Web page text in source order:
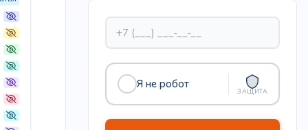
Я не робот
ЗАЩИТА